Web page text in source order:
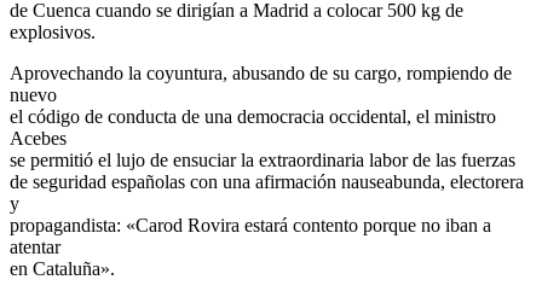
de Cuenca cuando se dirigían a Madrid a colocar 500 kg de
explosivos.
Aprovechando la coyuntura, abusando de su cargo, rompiendo de
nuevo
el código de conducta de una democracia occidental, el ministro
Acebes
se permitió el lujo de ensuciar la extraordinaria labor de las fuerzas
de seguridad españolas con una afirmación nauseabunda, electorera
y
propagandista: «Carod Rovira estará contento porque no iban a
atentar
en Cataluña».